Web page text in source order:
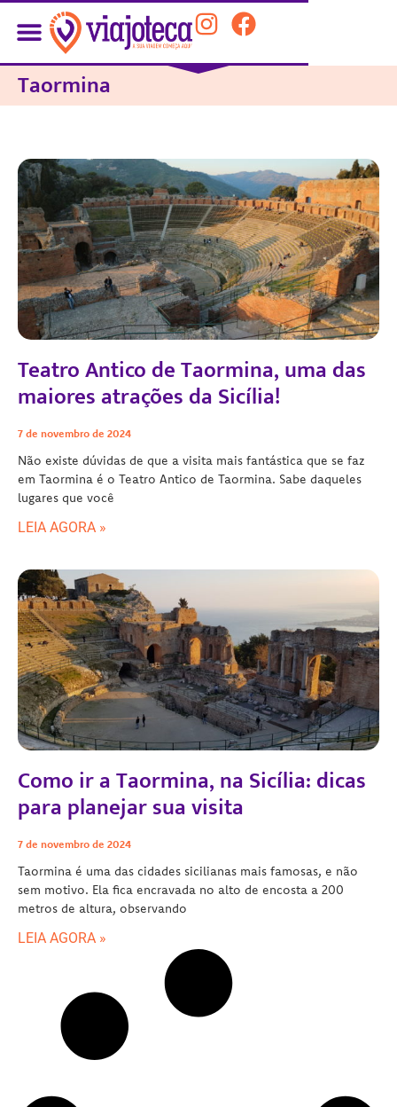
Taormina
Teatro Antico de Taormina, uma das
maiores atrações da Sicília!
7 de novembro de 2024
Não existe dúvidas de que a visita mais fantástica que se faz
em Taormina é o Teatro Antico de Taormina. Sabe daqueles
lugares que você
LEIA AGORA »
Como ir a Taormina, na Sicília: dicas
para planejar sua visita
7 de novembro de 2024
Taormina é uma das cidades sicilianas mais famosas, e não
sem motivo. Ela fica encravada no alto de encosta a 200
metros de altura, observando
LEIA AGORA »